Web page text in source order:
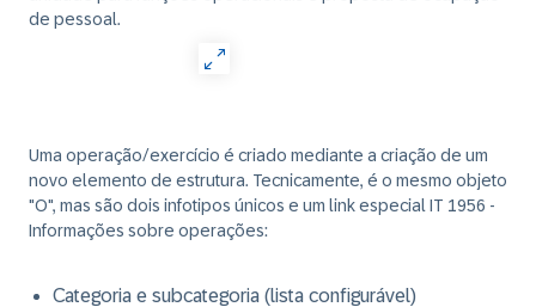
de pessoal.
Uma operação/exercício é criado mediante a criação de um
novo elemento de estrutura. Tecnicamente, é o mesmo objeto
"O", mas são dois infotipos únicos e um link especial IT 1956 -
Informações sobre operações:
Categoria e subcategoria (lista configurável)